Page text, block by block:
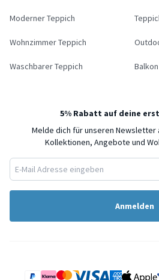
Moderner Teppich
Wohnzimmer Teppich
Waschbarer Teppich
5% Rabatt auf deine
Melde dich für unseren Newsletter
Kollektionen, Angebote und
Anmelden